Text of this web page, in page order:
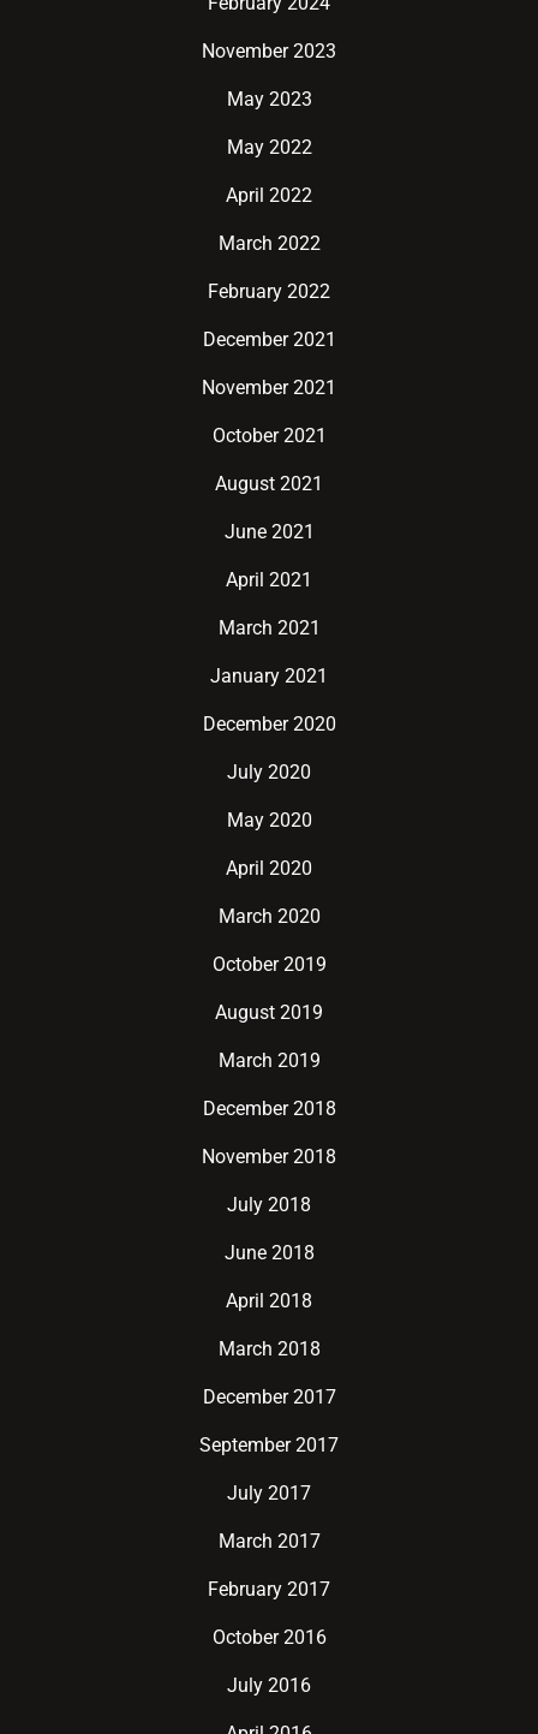
November 2023
May 2023
May 2022
April 2022
March 2022
February 2022
December 2021
November 2021
October 2021
August 2021
June 2021
April 2021
March 2021
January 2021
December 2020
July 2020
May 2020
April 2020
March 2020
October 2019
August 2019
March 2019
December 2018
November 2018
July 2018
June 2018
April 2018
March 2018
December 2017
September 2017
July 2017
March 2017
February 2017
October 2016
July 2016